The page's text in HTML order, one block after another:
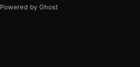
Powered by Ghost